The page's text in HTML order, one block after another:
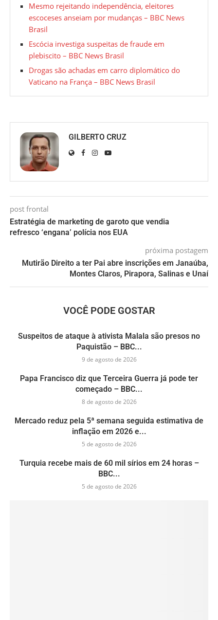
Mesmo rejeitando independência, eleitores
escoceses anseiam por mudanças – BBC News
Brasil
Escócia investiga suspeitas de fraude em
plebiscito – BBC News Brasil
Drogas são achadas em carro diplomático do
Vaticano na França – BBC News Brasil
GILBERTO CRUZ
post frontal
Estratégia de marketing de garoto que vendia
refresco ‘engana’ polícia nos EUA
próxima postagem
Mutirão Direito a ter Pai abre inscrições em Janaúba,
Montes Claros, Pirapora, Salinas e Unaí
VOCÊ PODE GOSTAR
Suspeitos de ataque à ativista Malala são presos no
Paquistão – BBC...
9 de agosto de 2026
Papa Francisco diz que Terceira Guerra já pode ter
começado – BBC...
8 de agosto de 2026
Mercado reduz pela 5ª semana seguida estimativa de
inflação em 2026 e...
5 de agosto de 2026
Turquia recebe mais de 60 mil sírios em 24 horas –
BBC...
5 de agosto de 2026